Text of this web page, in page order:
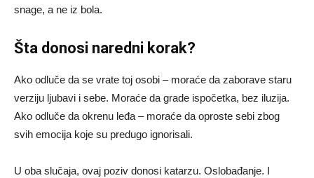
snage, a ne iz bola.
Šta donosi naredni korak?
Ako odluče da se vrate toj osobi – moraće da zaborave staru
verziju ljubavi i sebe. Moraće da grade ispočetka, bez iluzija.
Ako odluče da okrenu leđa – moraće da oproste sebi zbog
svih emocija koje su predugo ignorisali.
U oba slučaja, ovaj poziv donosi katarzu. Oslobađanje. I